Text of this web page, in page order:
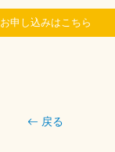
お申し込みはこちら
戻る